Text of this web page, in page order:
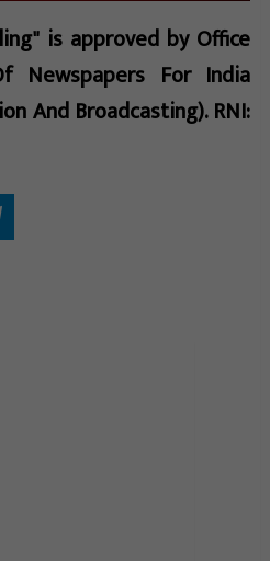
is approved by Office
Newspapers For India
And Broadcasting). RNI: